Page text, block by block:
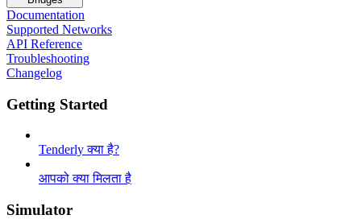
Documentation
Supported Networks
API Reference
Troubleshooting
Changelog
Getting Started
Tenderly क्या है?
आपको क्या मिलता है
Simulator